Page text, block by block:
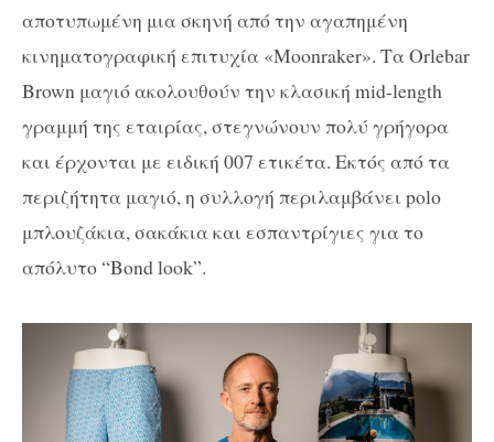
αποτυπωμένη μια σκηνή από την αγαπημένη
κινηματογραφική επιτυχία «Moonraker». Τα Orlebar
Brown μαγιό ακολουθούν την κλασική mid-length
γραμμή της εταιρίας, στεγνώνουν πολύ γρήγορα
και έρχονται με ειδική 007 ετικέτα. Εκτός από τα
περιζήτητα μαγιό, η συλλογή περιλαμβάνει polo
μπλουζάκια, σακάκια και εσπαντρίγιες για το
απόλυτο “Bond look”.